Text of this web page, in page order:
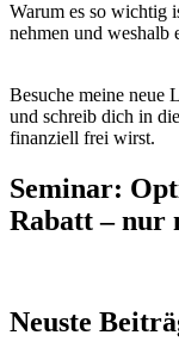
Warum es so wichtig
nehmen und weshalb
Besuche meine neue
und schreib dich in
finanziell frei wirst.
Seminar:
Rabatt – nur
Neuste